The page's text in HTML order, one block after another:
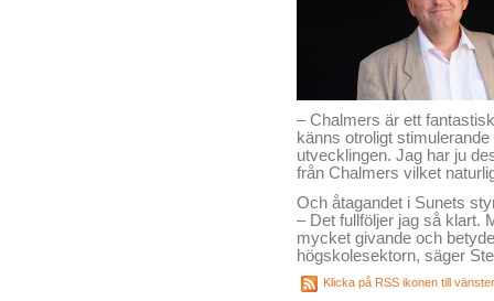
– Chalmers är ett
känns otroligt
utvecklingen. Jag har ju
från Chalmers vilket
Och åtagandet i Sunets
– Det fullföljer jag så klart.
mycket givande och
högskolesektorn, säger
Klicka på RSS ikonen till